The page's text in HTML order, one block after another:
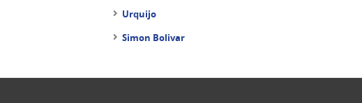
Urquijo
Simon Bolivar